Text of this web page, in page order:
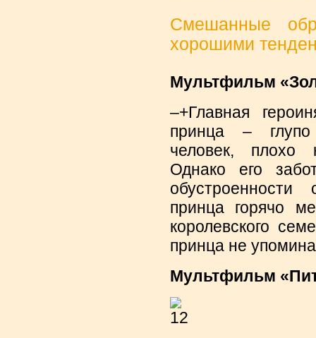
Смешанные
хорошими
Мультфильм
–+Главная
принца – глупо
человек, плохо
Однако его
принца горячо
королевского
принца не
Мультфильм